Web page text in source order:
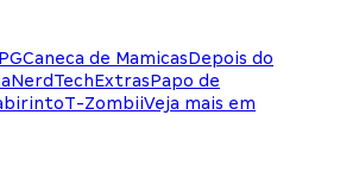
Caneca de MamicasDepois do
NerdTechExtrasPapo de
T-ZombiiVeja mais em